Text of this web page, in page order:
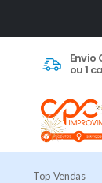
Envio
ou 1
Top Vendas